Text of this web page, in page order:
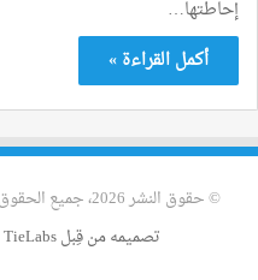
إحاطتها…
أكمل القراءة »
© حقوق النشر 2026، جميع الحقوق محفوظة |
تصميمه من قِبل TieLabs